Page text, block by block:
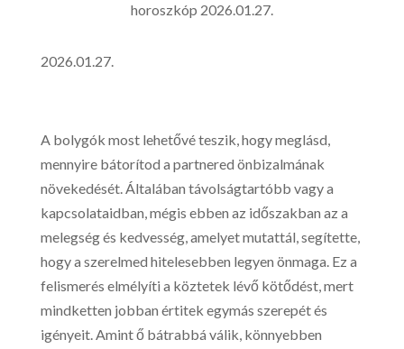
horoszkóp 2026.01.27.
2026.01.27.
A bolygók most lehetővé teszik, hogy meglásd,
mennyire bátorítod a partnered önbizalmának
növekedését. Általában távolságtartóbb vagy a
kapcsolataidban, mégis ebben az időszakban az a
melegség és kedvesség, amelyet mutattál, segítette,
hogy a szerelmed hitelesebben legyen önmaga. Ez a
felismerés elmélyíti a köztetek lévő kötődést, mert
mindketten jobban értitek egymás szerepét és
igényeit. Amint ő bátrabbá válik, könnyebben